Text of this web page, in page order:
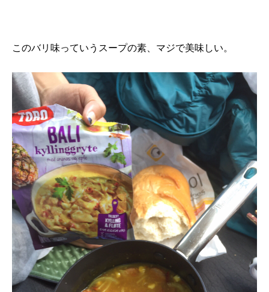
このバリ味っていうスープの素、マジで美味しい。